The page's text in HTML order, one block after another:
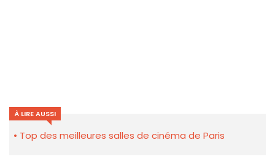
À LIRE AUSSI
Top des meilleures salles de cinéma de Paris